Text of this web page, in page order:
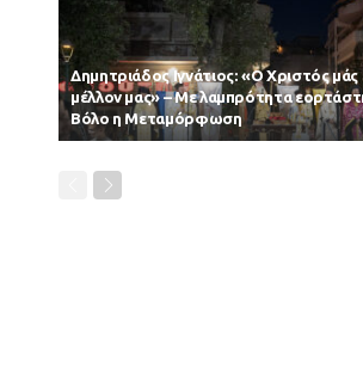
Δημητριάδος Ιγνάτιος: «Ο Χριστός μάς
μέλλον μας» – Με λαμπρότητα
Βόλο η Μεταμόρφωση